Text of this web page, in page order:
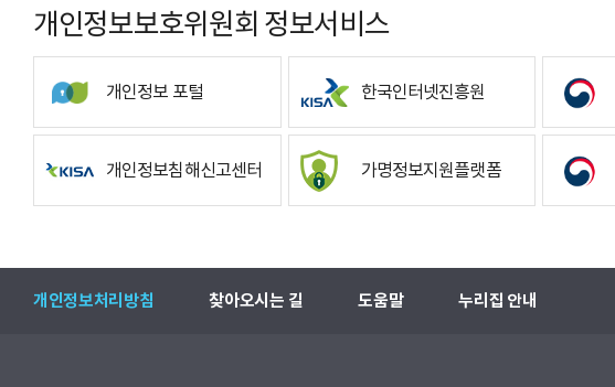
개인정보보호위원회 정보서비스
개인정보 포털 한국인터넷진흥원
개인정보침해신고센터 가명정보지원플랫폼
개인정보처리방침 찾아오시는 길 도움말 누리집 안내